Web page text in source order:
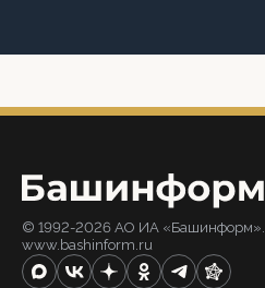
© 1992-2026 АО ИА «Башинформ».
www.bashinform.ru